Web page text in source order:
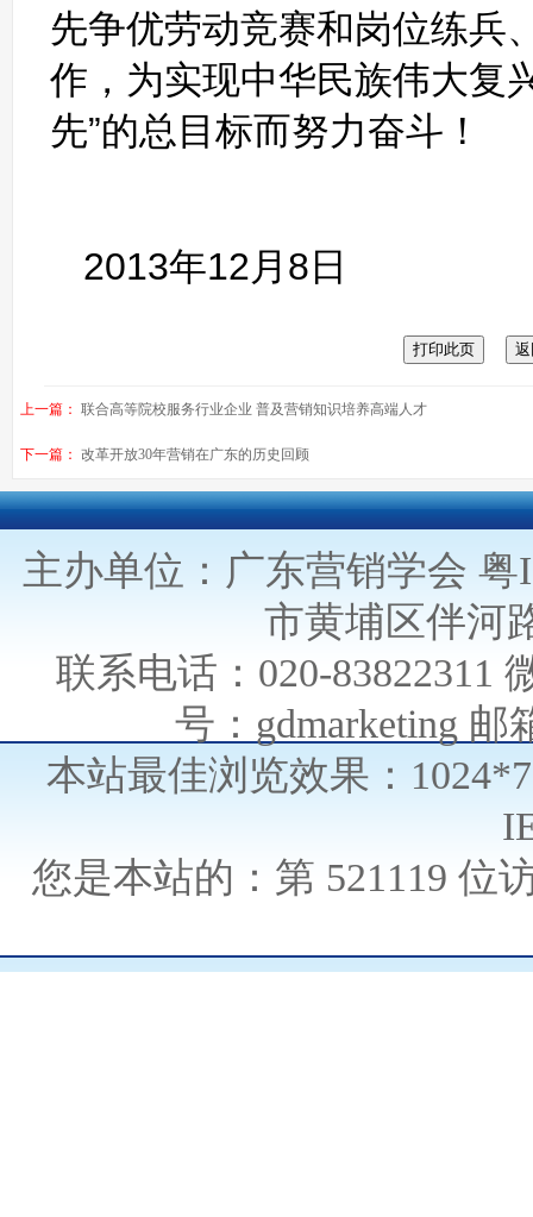
先争优劳动竞赛和岗位练兵
作，为实现中华民族伟大复
先”的总目标而努力奋斗！
2013年12月8日
上一篇： 联合高等院校服务行业企业 普及营销知识培养高端人才
下一篇： 改革开放30年营销在广东的历史回顾
主办单位：广东营销学会 粤
市黄埔区伴河
联系电话：020-83822311
号：gdmarketing 邮
本站最佳浏览效果：
您是本站的：第 521119 位